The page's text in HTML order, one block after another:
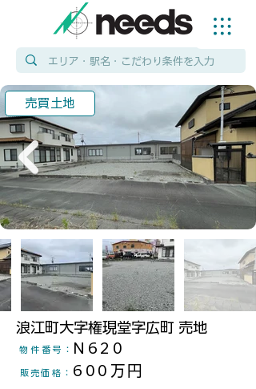
売買土地
浪江町大字権現堂字広町 売地
​販売価格： 600万円
物件番号 ： N620